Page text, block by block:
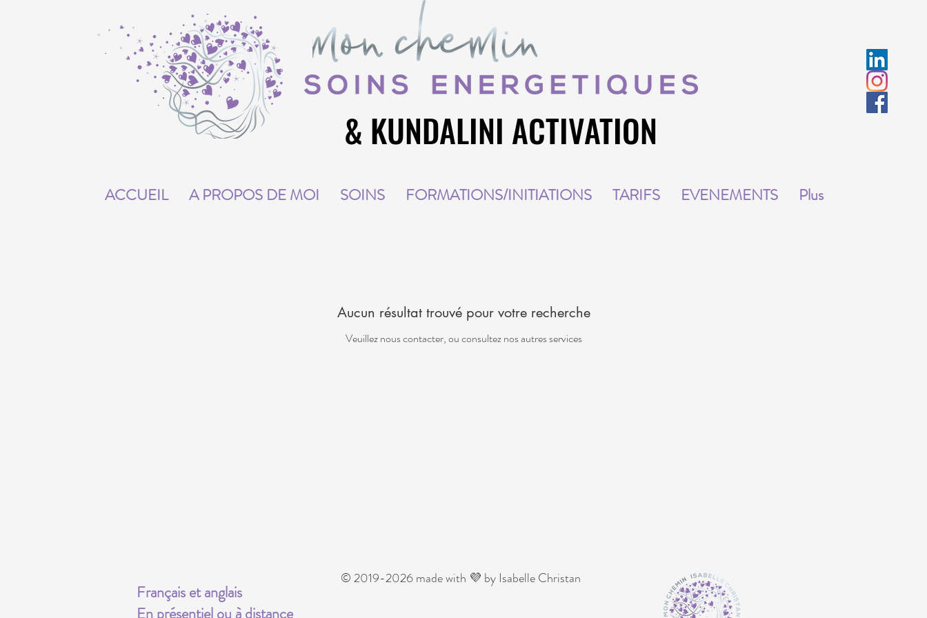
ACCUEIL A PROPOS DE MOI SOINS FORMATIONS/INITIATIONS TARIFS EVENEMENTS Plus
& KUNDALINI ACTIVATION
& KUNDALINI ACTIVATION
Aucun résultat trouvé pour votre recherche
Veuillez nous contacter, ou consultez nos autres services
Français et anglais
En présentiel ou à distance
© 2019-2026 made with 💜 by Isabelle Christan